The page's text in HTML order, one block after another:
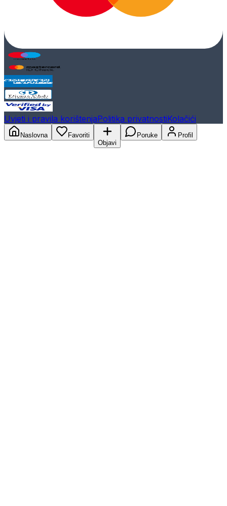
Uvjeti i pravila korištenjaPolitika privatnostiKolačići
Naslovna
Favoriti
Objavi
Poruke Profil